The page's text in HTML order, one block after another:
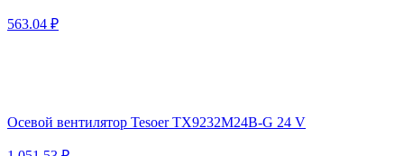
563.04 ₽
Осевой вентилятор Tesoer TX9232M24B-G 24 V